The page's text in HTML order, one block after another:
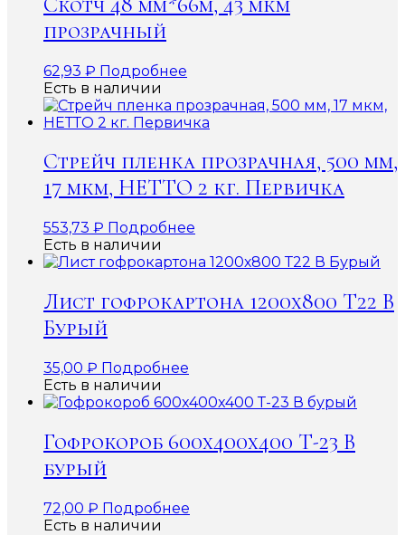
прозрачный
62,93 ₽ Подробнее
Есть в наличии
Стрейч пленка прозрачная, 500 мм,
17 мкм, НЕТТО 2 кг. Первичка
553,73 ₽ Подробнее
Есть в наличии
Лист гофрокартона 1200х800 Т22 В
Бурый
35,00 ₽ Подробнее
Есть в наличии
Гофрокороб 600x400x400 Т-23 В
бурый
72,00 ₽ Подробнее
Есть в наличии